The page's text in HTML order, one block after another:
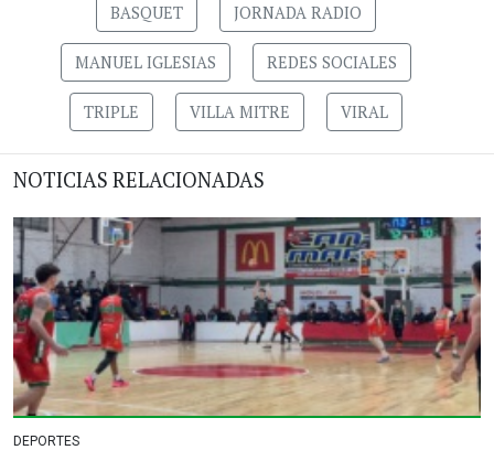
BASQUET JORNADA RADIO
MANUEL IGLESIAS REDES SOCIALES
TRIPLE VILLA MITRE VIRAL
NOTICIAS RELACIONADAS
DEPORTES